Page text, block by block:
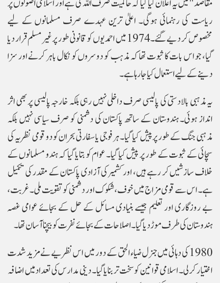
مقاصد" میں یہ اعلان کیا گیا کہ حاکمیت صرف اللہ کی ہے اور اسلامی اصولوں پر
ریاست کی رہنمائی ہوگی۔ اعلیٰ ترین عہدے صرف مسلمانوں کے لیے
مخصوص کر دیے گئے۔ 1974 میں احمدیوں کو قانونی طور پر غیر مسلم قرار دیا
گیا، جو اس بات کا ثبوت تھا کہ مذہب کو دوسروں کو نکال باہر کرنے اور سزا
دینے کے لیے استعمال کیا جا رہا ہے۔
یہ مذہبی بالادستی کی پالیسی صرف داخلی نہیں رہی بلکہ خارجہ پالیسی پر بھی اثر
انداز ہوئی۔ ہندوستان کے ساتھ پاکستان کی دشمنی کو صرف سیاسی نہیں بلکہ
مذہبی جنگ کے طور پر پیش کیا گیا۔ ہر فوجی یا سفارتی بحران کو دو قومی نظریہ کی
سچائی کے ثبوت کے طور پر پیش کیا گیا۔ عوام کو بتایا گیا کہ ہندو مسلمانوں کے
خلاف سازشیں کر رہے ہیں، اور کشمیر کی آزادی پاکستان کے مقدر کی تکمیل
ہے۔ اس سے قومی مزاج میں خوف، شکوک اور دشمنی کو تقویت ملی۔ غربت،
بے روزگاری اور تعلیم جیسے بنیادی مسائل کے حل کے بجائے عوامی غصہ
ہندوستان کی طرف موڑ دیا گیا۔ اصلاحات کے بجائے نفرت کو بیچنا آسان تھا۔
1980 کی دہائی میں جنرل ضیاء الحق کے دور میں اس نظریے نے مزید شدت
اختیار کر لی۔ اسلامی قوانین کو سخت تر بنایا گیا۔ دینی مدارس کی تعداد میں اضافہ